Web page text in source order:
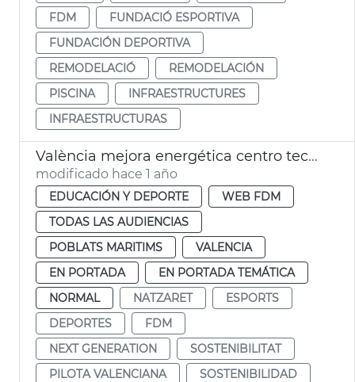
FDM
FUNDACIÓ ESPORTIVA
FUNDACIÓN DEPORTIVA
REMODELACIÓ
REMODELACIÓN
PISCINA
INFRAESTRUCTURES
INFRAESTRUCTURAS
València mejora energética centro tecnificación pelota Natzaret
modificado hace 1 año
EDUCACIÓN Y DEPORTE
WEB FDM
TODAS LAS AUDIENCIAS
POBLATS MARITIMS
VALENCIA
EN PORTADA
EN PORTADA TEMÁTICA
NORMAL
NATZARET
ESPORTS
DEPORTES
FDM
NEXT GENERATION
SOSTENIBILITAT
PILOTA VALENCIANA
SOSTENIBILIDAD